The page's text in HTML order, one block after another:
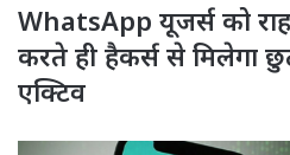
WhatsApp यूजर्स को
करते ही हैकर्स से मिलेगा
एक्टिव